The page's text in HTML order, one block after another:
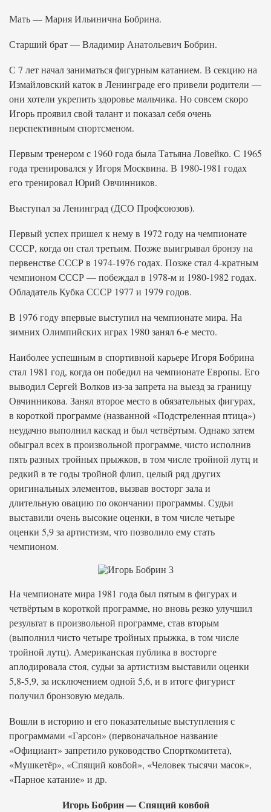
Мать — Мария Ильинична Бобрина.
Старший брат — Владимир Анатольевич Бобрин.
С 7 лет начал заниматься фигурным катанием. В секцию на
Измайловский каток в Ленинграде его привели родители —
они хотели укрепить здоровье мальчика. Но совсем скоро
Игорь проявил свой талант и показал себя очень
перспективным спортсменом.
Первым тренером с 1960 года была Татьяна Ловейко. С 1965
года тренировался у Игоря Москвина. В 1980-1981 годах
его тренировал Юрий Овчинников.
Выступал за Ленинград (ДСО Профсоюзов).
Первый успех пришел к нему в 1972 году на чемпионате
СССР, когда он стал третьим. Позже выигрывал бронзу на
первенстве СССР в 1974-1976 годах. Позже стал 4-кратным
чемпионом СССР — побеждал в 1978-м и 1980-1982 годах.
Обладатель Кубка СССР 1977 и 1979 годов.
В 1976 году впервые выступил на чемпионате мира. На
зимних Олимпийских играх 1980 занял 6-е место.
Наиболее успешным в спортивной карьере Игоря Бобрина
стал 1981 год, когда он победил на чемпионате Европы. Его
выводил Сергей Волков из-за запрета на выезд за границу
Овчинникова. Занял второе место в обязательных фигурах,
в короткой программе (названной «Подстреленная птица»)
неудачно выполнил каскад и был четвёртым. Однако затем
обыграл всех в произвольной программе, чисто исполнив
пять разных тройных прыжков, в том числе тройной лутц и
редкий в те годы тройной флип, целый ряд других
оригинальных элементов, вызвав восторг зала и
длительную овацию по окончании программы. Судьи
выставили очень высокие оценки, в том числе четыре
оценки 5,9 за артистизм, что позволило ему стать
чемпионом.
На чемпионате мира 1981 года был пятым в фигурах и
четвёртым в короткой программе, но вновь резко улучшил
результат в произвольной программе, став вторым
(выполнил чисто четыре тройных прыжка, в том числе
тройной лутц). Американская публика в восторге
аплодировала стоя, судьи за артистизм выставили оценки
5,8-5,9, за исключением одной 5,6, и в итоге фигурист
получил бронзовую медаль.
Вошли в историю и его показательные выступления с
программами «Гарсон» (первоначальное название
«Официант» запретило руководство Спорткомитета),
«Мушкетёр», «Спящий ковбой», «Человек тысячи масок»,
«Парное катание» и др.
Игорь Бобрин — Спящий ковбой